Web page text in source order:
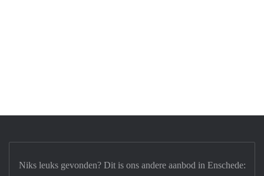
Niks leuks gevonden? Dit is ons andere aanbod in Enschede: